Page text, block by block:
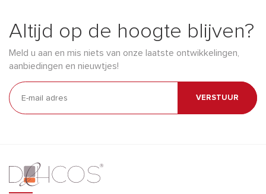
Altijd op de hoogte blijven?
Meld u aan en mis niets van onze laatste ontwikkelingen,
aanbiedingen en nieuwtjes!
VERSTUUR